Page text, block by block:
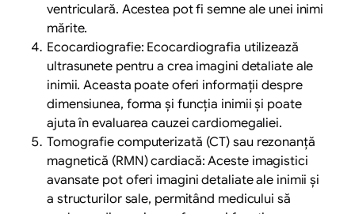
ventriculară. Acestea pot fi semne ale unei inimi
mărite.
Ecocardiografie: Ecocardiografia utilizează
ultrasunete pentru a crea imagini detaliate ale
inimii. Aceasta poate oferi informații despre
dimensiunea, forma și funcția inimii și poate
ajuta în evaluarea cauzei cardiomegaliei.
Tomografie computerizată (CT) sau rezonanță
magnetică (RMN) cardiacă: Aceste imagistici
avansate pot oferi imagini detaliate ale inimii și
a structurilor sale, permitând medicului să